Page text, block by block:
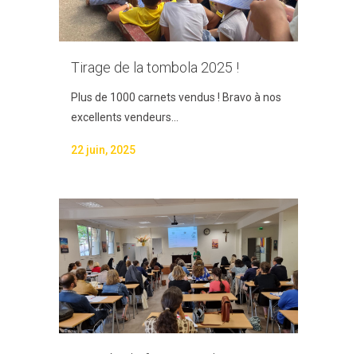
Tirage de la tombola 2025 !
Plus de 1000 carnets vendus ! Bravo à nos
excellents vendeurs...
22 juin, 2025